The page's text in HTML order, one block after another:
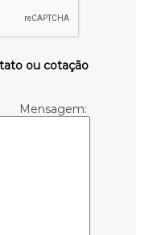
ou cotação
Mensagem: